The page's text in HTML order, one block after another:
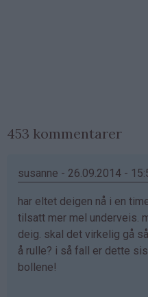
453 kommentarer
susanne - 26.09.2014 -
har eltet deigen nå i en
tilsatt mer mel underveis.
deig. skal det virkelig gå
å rulle? i så fall er dette
bollene!